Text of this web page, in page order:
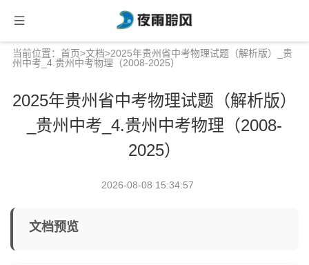
当前位置： 首页>文档>2025年贵州省中考物理试题（解析版）_贵
州中考_4.贵州中考物理（2008-2025）
2025年贵州省中考物理试题（解析版）
_贵州中考_4.贵州中考物理（2008-
2025）
2026-08-08 15:34:57
文档预览